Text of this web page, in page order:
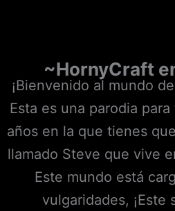
~HornyCraft
¡Bienvenido al mundo
Esta es una parodia
años en la que tienes
llamado Steve que vive
Este mundo está
vulgaridades, ¡Este